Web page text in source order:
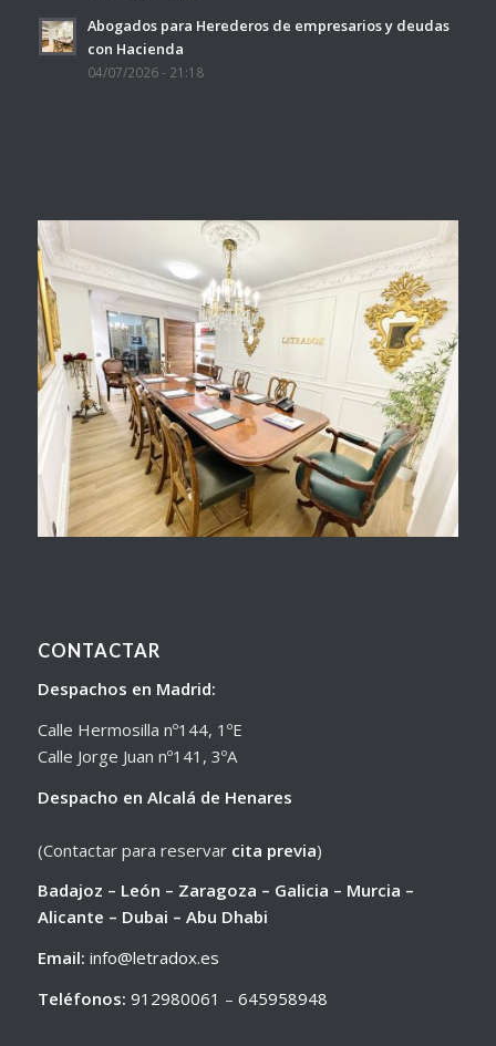
Abogados para Herederos de empresarios y deudas
con Hacienda
04/07/2026 - 21:18
CONTACTAR
Despachos en Madrid:
Calle Hermosilla nº144, 1ºE
Calle Jorge Juan nº141, 3ºA
Despacho en Alcalá de Henares
(Contactar para reservar cita previa)
Badajoz – León – Zaragoza – Galicia – Murcia –
Alicante – Dubai – Abu Dhabi
Email: info@letradox.es
Teléfonos: 912980061 – 645958948